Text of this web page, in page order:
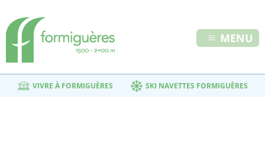
MENU
VIVRE À FORMIGUÈRES SKI NAVETTES FORMIGUÈRES